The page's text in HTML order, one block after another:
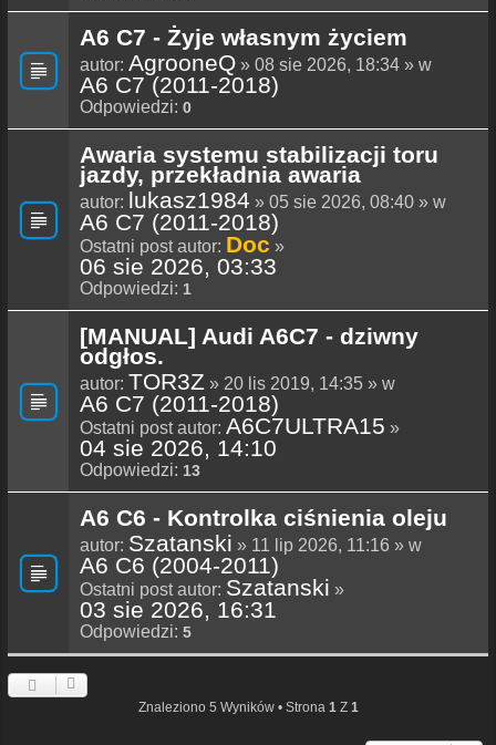
A6 C7 - Żyje własnym życiem
autor: AgrooneQ » 08 sie 2026, 18:34 » w
A6 C7 (2011-2018)
Odpowiedzi: 0
Awaria systemu stabilizacji toru
jazdy, przekładnia awaria
autor: lukasz1984 » 05 sie 2026, 08:40 » w
A6 C7 (2011-2018)
Ostatni post autor: Doc »
06 sie 2026, 03:33
Odpowiedzi: 1
[MANUAL] Audi A6C7 - dziwny
odgłos.
autor: TOR3Z » 20 lis 2019, 14:35 » w
A6 C7 (2011-2018)
Ostatni post autor: A6C7ULTRA15 »
04 sie 2026, 14:10
Odpowiedzi: 13
A6 C6 - Kontrolka ciśnienia oleju
autor: Szatanski » 11 lip 2026, 11:16 » w
A6 C6 (2004-2011)
Ostatni post autor: Szatanski »
03 sie 2026, 16:31
Odpowiedzi: 5
Znaleziono 5 Wyników • Strona 1 Z 1